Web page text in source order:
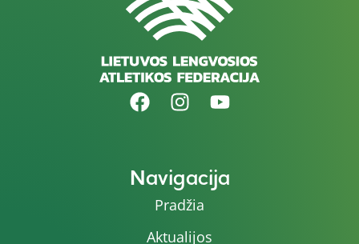
Navigacija
Pradžia
Aktualijos